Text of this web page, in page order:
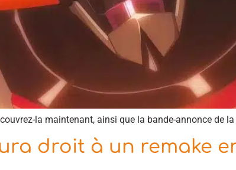
la maintenant, ainsi que la bande-annonce de la
droit à un remake